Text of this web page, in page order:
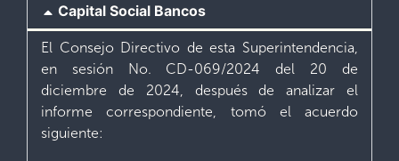
Capital Social Bancos
El Consejo Directivo de esta Superintendencia,
en sesión No. CD-069/2024 del 20 de
diciembre de 2024, después de analizar el
informe correspondiente, tomó el acuerdo
siguiente: